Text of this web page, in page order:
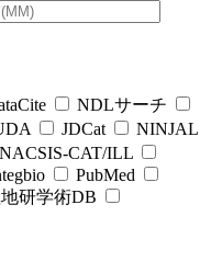
NDLサーチ
JDCat
NINJAL
NACSIS-CAT/ILL
PubMed
研学術DB